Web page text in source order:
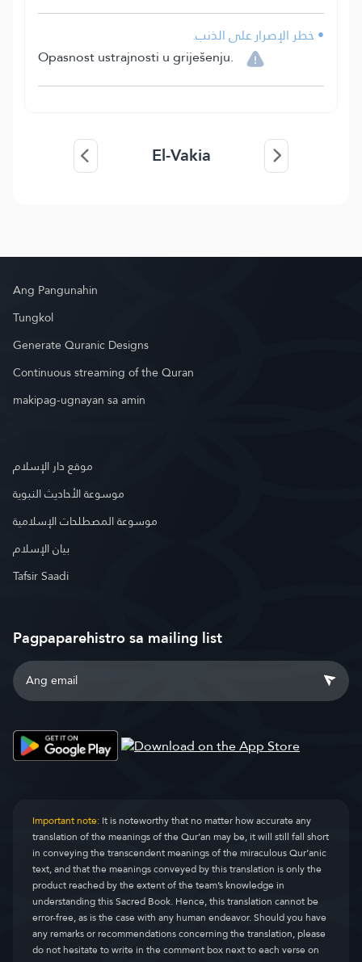
• خطر الإصرار على الذنب.
Opasnost ustrajnosti u griješenju.
El-Vakia
Ang Pangunahin
Tungkol
Generate Quranic Designs
Continuous streaming of the Quran
makipag-ugnayan sa amin
موقع دار الإسلام
موسوعة الأحاديث النبوية
موسوعة المصطلحات الإسلامية
بيان الإسلام
Tafsir Saadi
Pagpaparehistro sa mailing list
Important note:It is noteworthy that no matter how accurate any
translation of the meanings of the Qur’an may be, it will still fall short
in conveying the transcendent meanings of the miraculous Qur’anic
text, and that the meanings conveyed by this translation is only the
product reached by the extent of the team’s knowledge in
understanding this Sacred Book. Hence, this translation cannot be
error-free, as is the case with any human endeavor. Should you have
any remarks or recommendations concerning the translation, please
do not hesitate to write in the comment box next to each verse on